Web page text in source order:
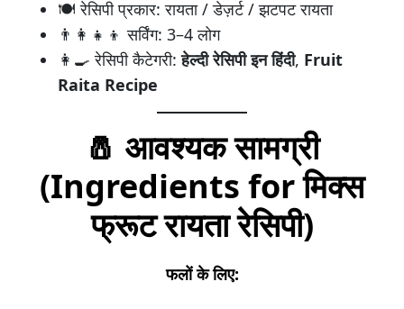
🍽️ रेसिपी प्रकार: रायता / डेज़र्ट / झटपट रायता
👨‍👩‍👧‍👦 सर्विंग: 3–4 लोग
👩‍🍳 रेसिपी कैटेगरी:हेल्दी रेसिपी इन हिंदी, Fruit
Raita Recipe
🧂 आवश्यक सामग्री
(Ingredients for मिक्स
फ्रूट रायता रेसिपी)
फलों के लिए: